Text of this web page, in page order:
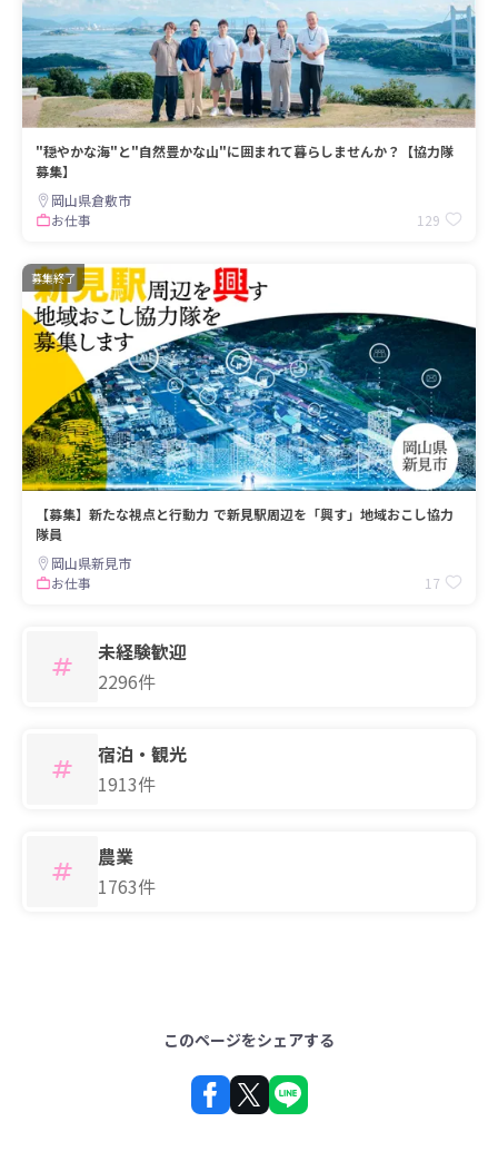
"穏やかな海"と"自然豊かな山"に囲まれて暮らしませんか？【協力隊
募集】
岡山県倉敷市
お仕事
129
募集終了
【募集】新たな視点と行動力 で新見駅周辺を「興す」地域おこし協力
隊員
岡山県新見市
お仕事
17
未経験歓迎
2296件
宿泊・観光
1913件
農業
1763件
このページをシェアする